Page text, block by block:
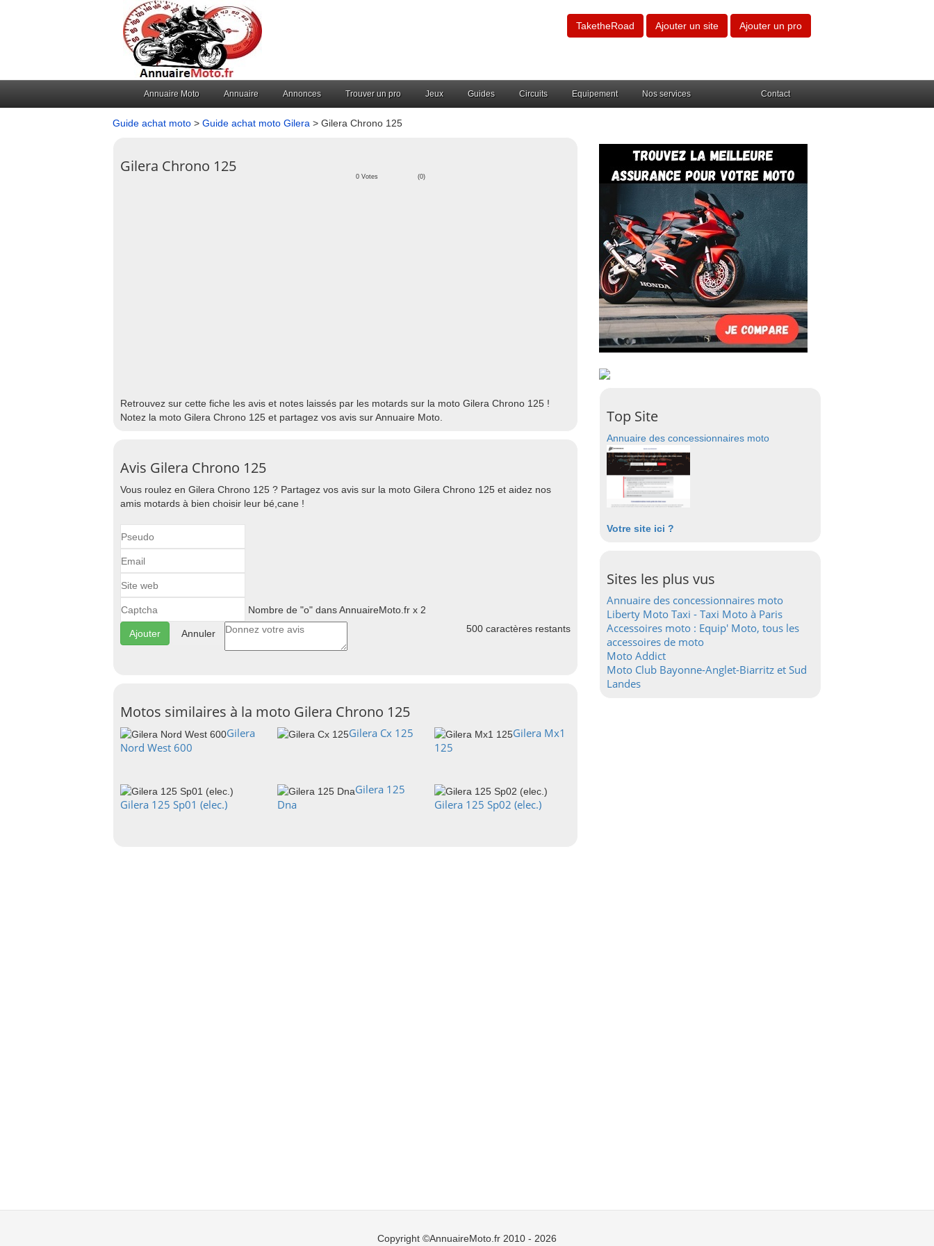
TaketheRoad Ajouter un site Ajouter un pro
Annuaire Moto Annuaire Annonces Trouver un pro Jeux Guides Circuits Equipement Nos services Contact
Guide achat moto > Guide achat moto Gilera > Gilera Chrono 125
Gilera Chrono 125
0 Votes (0)
Retrouvez sur cette fiche les avis et notes laissés par les motards sur la moto Gilera Chrono 125 !
Notez la moto Gilera Chrono 125 et partagez vos avis sur Annuaire Moto.
Avis Gilera Chrono 125
Vous roulez en Gilera Chrono 125 ? Partagez vos avis sur la moto Gilera Chrono 125 et aidez nos
amis motards à bien choisir leur bé,cane !
Nombre de "o" dans AnnuaireMoto.fr x 2
Annuler 500 caractères restants
Motos similaires à la moto Gilera Chrono 125
Gilera
Nord West 600
Gilera Cx 125
Gilera Mx1
125
Gilera 125 Sp01 (elec.)
Gilera 125
Dna
Gilera 125 Sp02 (elec.)
Top Site
Annuaire des concessionnaires moto
Votre site ici ?
Sites les plus vus
Annuaire des concessionnaires moto
Liberty Moto Taxi - Taxi Moto à Paris
Accessoires moto : Equip' Moto, tous les
accessoires de moto
Moto Addict
Moto Club Bayonne-Anglet-Biarritz et Sud
Landes
Copyright ©AnnuaireMoto.fr 2010 - 2026